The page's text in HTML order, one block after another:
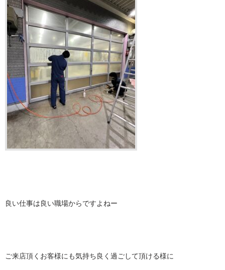
良い仕事は良い職場からですよねー
ご来店頂くお客様にも気持ち良く過ごして頂ける様に